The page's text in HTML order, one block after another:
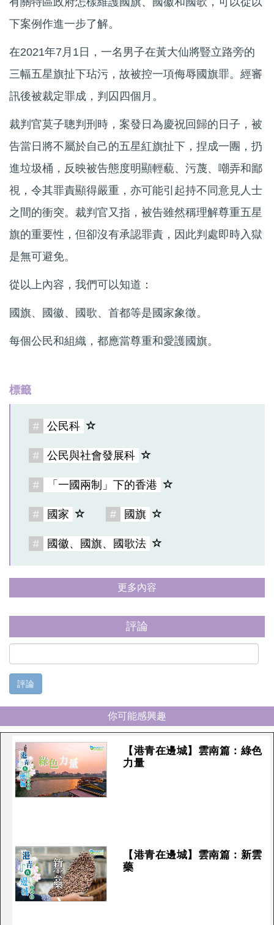
下案例作進一步了解。
在2021年7月1日，一名男子在黃大仙將豎立路旁的
三幅五星旗扯下玷污，故被控一項侮辱國旗罪。經審
訊後被裁定罪成，判囚四個月。
裁判官莫子聰判刑時，案發日為慶祝回歸的日子，被
告當日將不屬於自己的五星紅旗扯下，捏成一團，扔
進垃圾桶，反映被告態度明顯輕藐、污蔑、嘲弄和鄙
視，令其罪責顯得嚴重，亦可能引起持不同意見人士
之間的衝突。裁判官又指，被告雖然稱理解尊重五星
旗的重要性，但卻沒有承認罪責，因此判處即時入獄
是無可避免。
從以上內容，我們可以知道：
國旗、國徽、國歌、首都等是國家象徵。
每個公民和組織，都應當尊重和愛護國旗。
標籤
# 公民科
# 公民與社會發展科
# 「一國兩制」下的香港
# 國家 # 國旗
# 國徽、國旗、國歌法
更多內容
評論
評論
你可能感興趣
【港青在邊城】雲南篇：綠色
力量
【港青在邊城】雲南篇：新雲
藥